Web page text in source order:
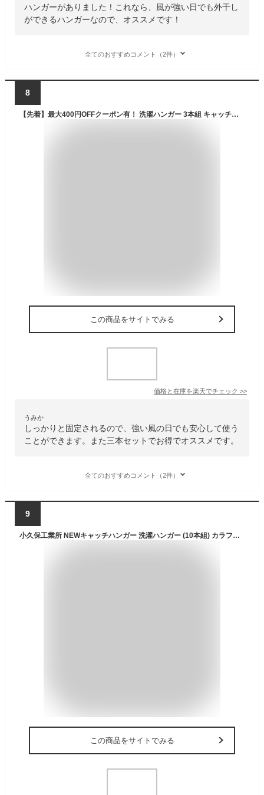
ハンガーがありました！これなら、風が強い日でも外干し
ができるハンガーなので、オススメです！
全てのおすすめコメント（2件）
8
【先着】最大400円OFFクーポン有！ 洗濯ハンガー 3本組 キャッチハンガー 洗濯 ハンガー 物干しハンガー （ ドライハンガー グリップ式 衣類ハンガー グリップ 飛ばない 固定 洗濯用品 洗濯物干し 室内干し 外干し 物干し ） 【39ショップ】
この商品をサイトでみる
価格と在庫を楽天でチェック >>
うみか
しっかりと固定されるので、強い風の日でも安心して使う
ことができます。また三本セットでお得でオススメです。
全てのおすすめコメント（2件）
9
小久保工業所 NEWキャッチハンガー 洗濯ハンガー (10本組) カラフルハンガー 日本製 (すべり止め加工/フック付き/クリップ付き)
この商品をサイトでみる